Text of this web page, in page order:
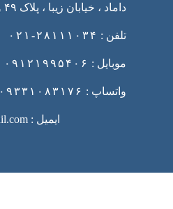
داماد ، خیابان زیبا ، پلاک ۴۹ واحد ۱۴
تلفن : ۲۸۱۱۱۰۳۴-۰۲۱
موبایل : ۰۹۱۲۱۹۹۵۴۰۶
واتساپ : ۰۹۳۳۱۰۸۳۱۷۶
ایمیل : soltani.trd.soltani@gmail.com